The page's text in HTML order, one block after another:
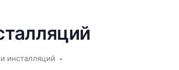
инсталляций